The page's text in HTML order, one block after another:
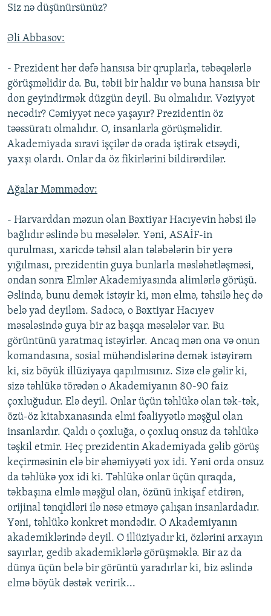
Siz nə düşünürsünüz?
Əli Abbasov:
- Prezident hər dəfə hansısa bir qruplarla, təbəqələrlə
görüşməlidir də. Bu, təbii bir haldır və buna hansısa bir
don geyindirmək düzgün deyil. Bu olmalıdır. Vəziyyət
necədir? Cəmiyyət necə yaşayır? Prezidentin öz
təəssüratı olmalıdır. O, insanlarla görüşməlidir.
Akademiyada sıravi işçilər də orada iştirak etsəydi,
yaxşı olardı. Onlar da öz fikirlərini bildirərdilər.
Ağalar Məmmədov:
- Harvarddan məzun olan Bəxtiyar Hacıyevin həbsi ilə
bağlıdır əslində bu məsələlər. Yəni, ASAİF-in
qurulması, xaricdə təhsil alan tələbələrin bir yerə
yığılması, prezidentin guya bunlarla məsləhətləşməsi,
ondan sonra Elmlər Akademiyasında alimlərlə görüşü.
Əslində, bunu demək istəyir ki, mən elmə, təhsilə heç də
belə yad deyiləm. Sadəcə, o Bəxtiyar Hacıyev
məsələsində guya bir az başqa məsələlər var. Bu
görüntünü yaratmaq istəyirlər. Ancaq mən ona və onun
komandasına, sosial mühəndislərinə demək istəyirəm
ki, siz böyük illüziyaya qapılmısınız. Sizə elə gəlir ki,
sizə təhlükə törədən o Akademiyanın 80-90 faiz
çoxluğudur. Elə deyil. Onlar üçün təhlükə olan tək-tək,
özü-öz kitabxanasında elmi fəaliyyətlə məşğul olan
insanlardır. Qaldı o çoxluğa, o çoxluq onsuz da təhlükə
təşkil etmir. Heç prezidentin Akademiyada gəlib görüş
keçirməsinin elə bir əhəmiyyəti yox idi. Yəni orda onsuz
da təhlükə yox idi ki. Təhlükə onlar üçün qıraqda,
təkbaşına elmlə məşğul olan, özünü inkişaf etdirən,
orijinal tənqidləri ilə nəsə etməyə çalışan insanlardadır.
Yəni, təhlükə konkret məndədir. O Akademiyanın
akademiklərində deyil. O illüziyadır ki, özlərini arxayın
sayırlar, gedib akademiklərlə görüşməklə. Bir az da
dünya üçün belə bir görüntü yaradırlar ki, biz əslində
elmə böyük dəstək veririk...